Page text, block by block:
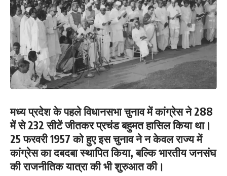
मध्य प्रदेश के पहले विधानसभा चुनाव में कांग्रेस ने 288
में से 232 सीटें जीतकर प्रचंड बहुमत हासिल किया था।
25 फरवरी 1957 को हुए इस चुनाव ने न केवल राज्य में
कांग्रेस का दबदबा स्थापित किया, बल्कि भारतीय जनसंघ
की राजनीतिक यात्रा की भी शुरुआत की।